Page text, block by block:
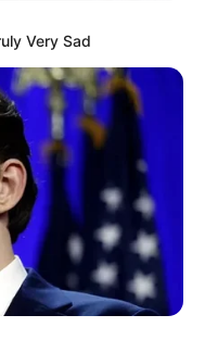
Very Sad